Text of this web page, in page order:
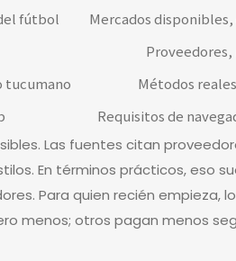
fútbol
Mercados
tucumano
Métodos
Requisitos de
Las fuentes citan
En términos prácticos, eso
Para quien recién empieza,
menos; otros pagan menos